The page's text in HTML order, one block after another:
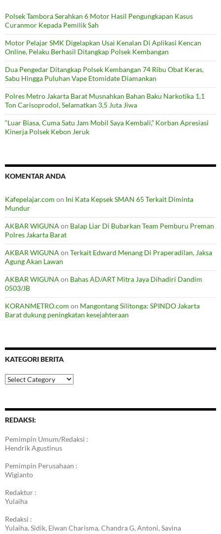
Polsek Tambora Serahkan 6 Motor Hasil Pengungkapan Kasus
Curanmor Kepada Pemilik Sah
Motor Pelajar SMK Digelapkan Usai Kenalan Di Aplikasi Kencan
Online, Pelaku Berhasil Ditangkap Polsek Kembangan
Dua Pengedar Ditangkap Polsek Kembangan 74 Ribu Obat Keras,
Sabu Hingga Puluhan Vape Etomidate Diamankan
Polres Metro Jakarta Barat Musnahkan Bahan Baku Narkotika 1,1
Ton Carisoprodol, Selamatkan 3,5 Juta Jiwa
“Luar Biasa, Cuma Satu Jam Mobil Saya Kembali,” Korban Apresiasi
Kinerja Polsek Kebon Jeruk
KOMENTAR ANDA
Kafepelajar.com on Ini Kata Kepsek SMAN 65 Terkait Diminta
Mundur
AKBAR WIGUNA on Balap Liar Di Bubarkan Team Pemburu Preman
Polres Jakarta Barat
AKBAR WIGUNA on Terkait Edward Menang Di Praperadilan, Jaksa
Agung Akan Lawan
AKBAR WIGUNA on Bahas AD/ART Mitra Jaya Dihadiri Dandim
0503/JB
KORANMETRO.com on Mangontang Silitonga: SPINDO Jakarta
Barat dukung peningkatan kesejahteraan
KATEGORI BERITA
Kategori
Berita
REDAKSI:
Pemimpin Umum/Redaksi :
Hendrik Agustinus
Pemimpin Perusahaan :
Wigianto
Redaktur :
Yulaiha
Redaksi :
Yulaiha, Sidik, Elwan Charisma, Chandra G, Antoni, Savina